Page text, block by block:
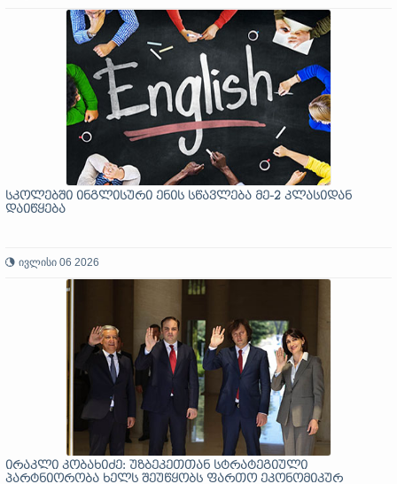
სკოლებში ინგლისური ენის სწავლება მე-2 კლასიდან
დაიწყება
ივლისი 06 2026
ირაკლი კობახიძე: უზბეკეთთან სტრატეგიული
პარტნიორობა ხელს შეუწყობს ფართო ეკონომიკურ